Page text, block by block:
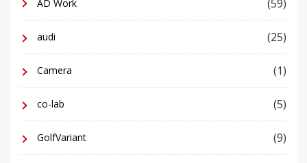
AD Work (59)
audi (25)
Camera (1)
co-lab (5)
GolfVariant (9)